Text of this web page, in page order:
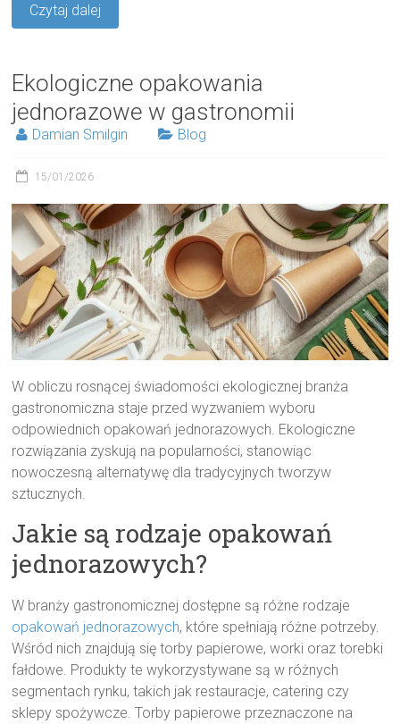
Czytaj dalej
Ekologiczne opakowania
jednorazowe w gastronomii
Damian Smilgin Blog
15/01/2026
W obliczu rosnącej świadomości ekologicznej branża
gastronomiczna staje przed wyzwaniem wyboru
odpowiednich opakowań jednorazowych. Ekologiczne
rozwiązania zyskują na popularności, stanowiąc
nowoczesną alternatywę dla tradycyjnych tworzyw
sztucznych.
Jakie są rodzaje opakowań
jednorazowych?
W branży gastronomicznej dostępne są różne rodzaje
opakowań jednorazowych, które spełniają różne potrzeby.
Wśród nich znajdują się torby papierowe, worki oraz torebki
fałdowe. Produkty te wykorzystywane są w różnych
segmentach rynku, takich jak restauracje, catering czy
sklepy spożywcze. Torby papierowe przeznaczone na